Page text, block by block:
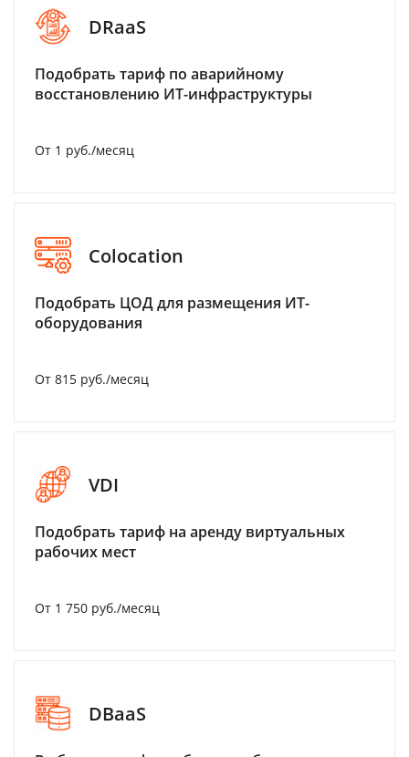
DRaaS
Подобрать тариф по аварийному
восстановлению ИТ-инфраструктуры
От 1 руб./месяц
Colocation
Подобрать ЦОД для размещения ИТ-
оборудования
От 815 руб./месяц
VDI
Подобрать тариф на аренду виртуальных
рабочих мест
От 1 750 руб./месяц
DBaaS